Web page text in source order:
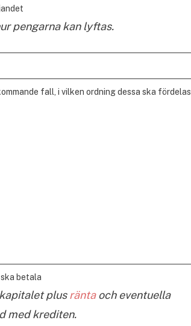
pengarna kan lyftas.
fall, i vilken ordning dessa ska fördelas
betala
plusräntaoch eventuella
med krediten.